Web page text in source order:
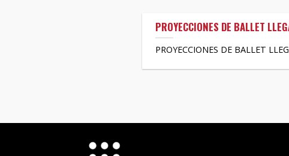
PROYECCIONES DE BALLET
PROYECCIONES DE BALLET